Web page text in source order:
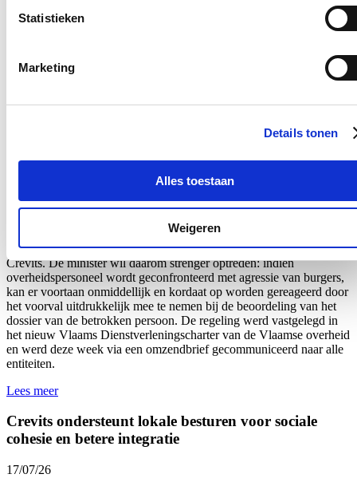
Statistieken
Marketing
Details tonen
Alles toestaan
Weigeren
Nieuws
Aantal meldingen van agressief of ongewenst gedrag
stijgt fors binnen Vlaamse overheid: nieuwe regeling
agressie voortaan van kracht
personeelsleden van de Vlaamse overheidsteeg met 60%.
uit nieuwe cijfers van Vlaams minister van Bestuurszaken Hilde
Crevits. De minister wil daarom strenger optreden: indien
overheidspersoneel wordt geconfronteerd met agressie van burgers,
kan er voortaan onmiddellijk en kordaat op worden gereageerd door
het voorval uitdrukkelijk mee te nemen bij de beoordeling van het
dossier van de betrokken persoon. De regeling werd vastgelegd in
het nieuw Vlaams Dienstverleningscharter van de Vlaamse overheid
en werd deze week via een omzendbrief gecommuniceerd naar alle
entiteiten.
Lees meer
Crevits ondersteunt lokale besturen voor sociale
cohesie en betere integratie
17/07/26